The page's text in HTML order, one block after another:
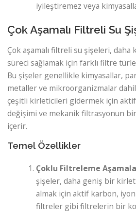
iyileştiremez veya
Çok Aşamalı Filtreli Su
Çok aşamalı filtreli su şişeleri, daha
süreci sağlamak için farklı filtre
Bu şişeler genellikle kimyasallar,
metaller ve mikroorganizmalar
çeşitli kirleticileri gidermek için
değişimi ve mekanik filtrasyonun
içerir.
Temel Özellikler
Çoklu Filtreleme
şişeler, daha geniş bir
almak için aktif karbon,
filtreler gibi filtrelerin bir